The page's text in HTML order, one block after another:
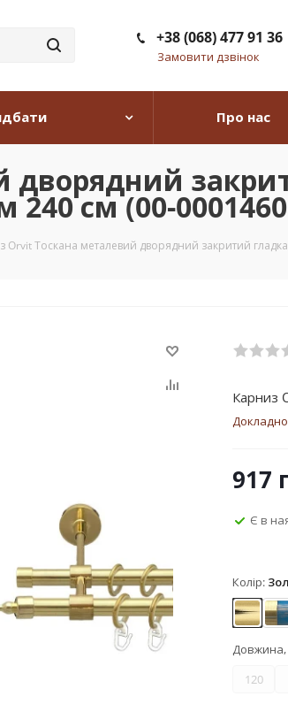
+38 (068) 477 91 36
Замовити дзвінок
Про нас
240 см (00-
Orvit Тоскана металевий дворядний закритий
Карниз
Докладно
917
Є в
Колір:
Довжина,
120